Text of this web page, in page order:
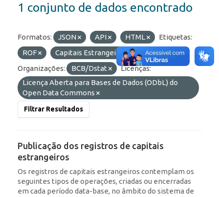
1 conjunto de dados encontrado
Formatos: JSON API HTML
Etiquetas:
ROF
Capitais Estrangeiros
Portfólio
Organizações:
BCB/Dstat
Licenças:
Licença Aberta para Bases de Dados (ODbL) do
Open Data Commons
Filtrar Resultados
Publicação dos registros de capitais
estrangeiros
Os registros de capitais estrangeiros contemplam os
seguintes tipos de operações, criadas ou encerradas
em cada período data-base, no âmbito do sistema de